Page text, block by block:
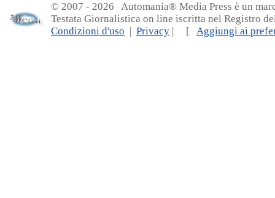
© 2007 - 2026 Automania® Media Press è un
Testata Giornalistica on line iscritta nel Registro
Condizioni d'uso | Privacy | [ Aggiungi ai